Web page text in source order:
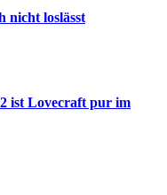
nicht loslässt
ist Lovecraft pur im